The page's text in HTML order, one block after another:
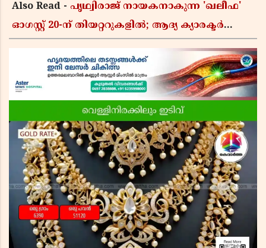
Also Read - പൃഥ്വിരാജ് നായകനാകുന്ന 'ഖലീഫ'
ഓഗസ്റ്റ് 20-ന് തിയറ്ററുകളിൽ; ആദ്യ ക്യാരക്ടർ